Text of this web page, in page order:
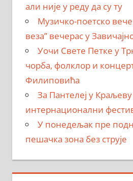
али није у реду да су ту
Музичко-поетско
веза” вечерас у
Уочи Свете Петке у
чорба, фолклор и
Филиповића
За Пантелеј у Краљеву
интернационални
У понедељак пре
пешачка зона без струје